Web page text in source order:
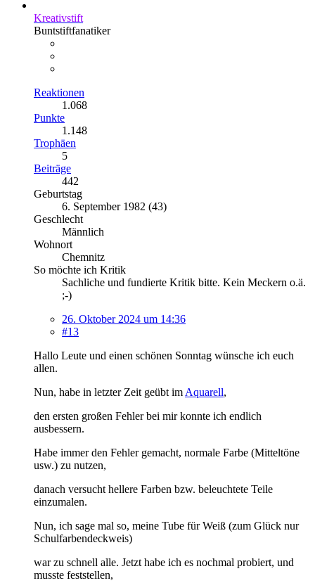
Kreativstift
Buntstiftfanatiker
Reaktionen
1.068
Punkte
1.148
Trophäen
5
Beiträge
442
Geburtstag
6. September 1982 (43)
Geschlecht
Männlich
Wohnort
Chemnitz
So möchte ich Kritik
Sachliche und fundierte Kritik bitte. Kein Meckern o.ä.
;-)
26. Oktober 2024 um 14:36
#13
Hallo Leute und einen schönen Sonntag wünsche ich euch
allen.
Nun, habe in letzter Zeit geübt im Aquarell,
den ersten großen Fehler bei mir konnte ich endlich
ausbessern.
Habe immer den Fehler gemacht, normale Farbe (Mitteltöne
usw.) zu nutzen,
danach versucht hellere Farben bzw. beleuchtete Teile
einzumalen.
Nun, ich sage mal so, meine Tube für Weiß (zum Glück nur
Schulfarbendeckweis)
war zu schnell alle. Jetzt habe ich es nochmal probiert, und
musste feststellen,